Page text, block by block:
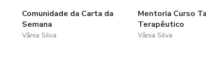
Comunidade da Carta da
Semana
Vânia Silva
Mentoria Curso
Terapêutico
Vânia Silva